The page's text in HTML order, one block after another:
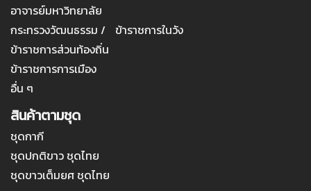
อาจารย์มหาวิทยาลัย
กระทรวงวัฒนธรรม / ข้าราชการในวัง
ข้าราชการส่วนท้องถิ่น
ข้าราชการการเมือง
อื่น ๆ
สินค้าตามชุด
ชุดกากี
ชุดปกติขาว ชุดไทย
ชุดขาวเต็มยศ ชุดไทย